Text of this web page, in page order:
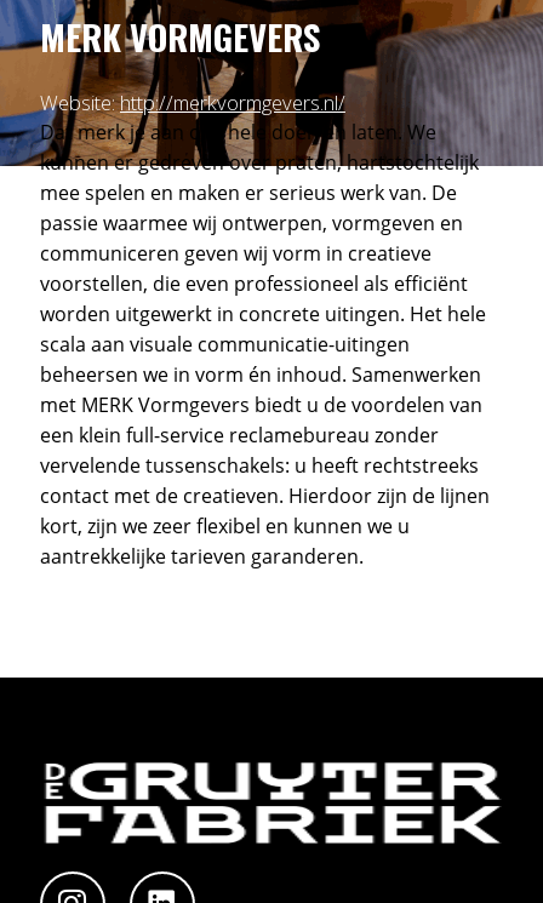
MERK VORMGEVERS
Website:http://merkvormgevers.nl/
Dat merk je aan ons hele doen en laten. We
kunnen er gedreven over praten, hartstochtelijk
mee spelen en maken er serieus werk van. De
passie waarmee wij ontwerpen, vormgeven en
communiceren geven wij vorm in creatieve
voorstellen, die even professioneel als efficiënt
worden uitgewerkt in concrete uitingen. Het hele
scala aan visuale communicatie-uitingen
beheersen we in vorm én inhoud. Samenwerken
met MERK Vormgevers biedt u de voordelen van
een klein full-service reclamebureau zonder
vervelende tussenschakels: u heeft rechtstreeks
contact met de creatieven. Hierdoor zijn de lijnen
kort, zijn we zeer flexibel en kunnen we u
aantrekkelijke tarieven garanderen.